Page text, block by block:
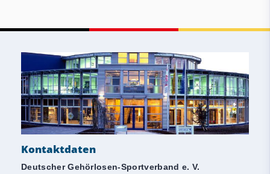
Kontaktdaten
Deutscher Gehörlosen-Sportverband e. V.